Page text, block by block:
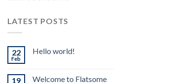
LATEST POSTS
22
Feb
Hello world!
19 Welcome to Flatsome